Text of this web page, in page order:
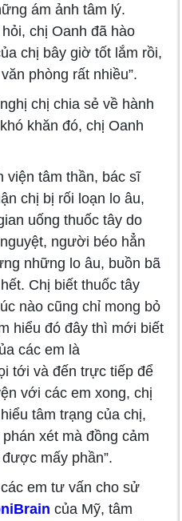
ám ảnh tâm lý.
chị Oanh đã hào
chị bây giờ tốt lắm rồi,
phòng rất nhiều”.
chị chia sẻ về hành
khăn đó, chị Oanh
viện tâm thần, bác sĩ
chị bị rối loạn lo âu,
uống thuốc tây do
người béo hẳn
những lo âu, buồn bã
Chị biết thuốc tây
nào cũng chỉ mong bỏ
hiểu đó đây thì mới biết
các em là
tới và đến trực tiếp để
với các em xong, chị
tâm trạng của chị,
xét mà đồng cảm
mấy phần”.
em tư vấn cho sử
của Mỹ, tâm